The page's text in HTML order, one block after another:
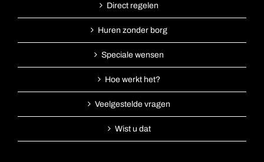
Direct regelen
Huren zonder borg
Speciale wensen
Hoe werkt het?
Veelgestelde vragen
Wist u dat